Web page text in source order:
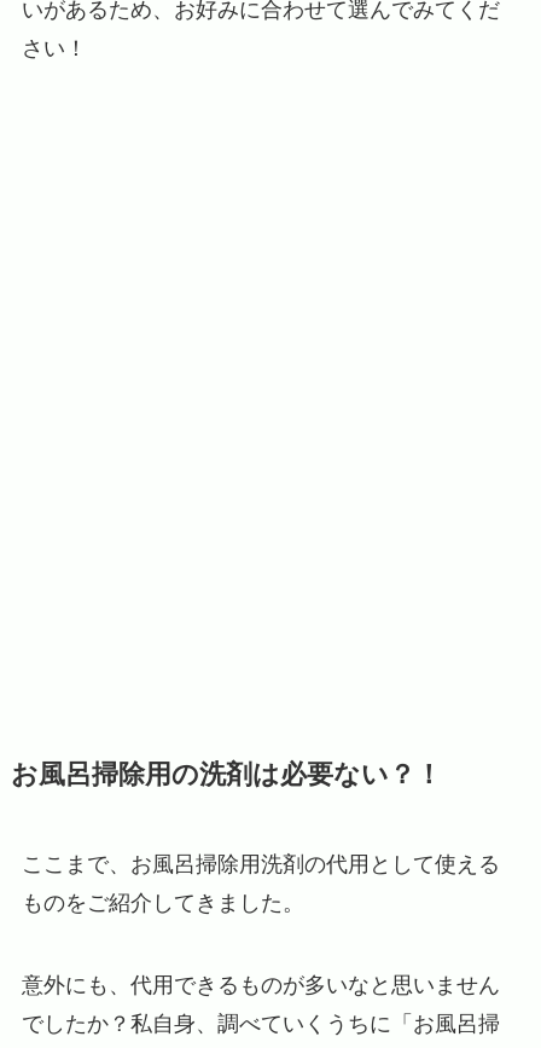
いがあるため、お好みに合わせて選んでみてくだ
さい！
お風呂掃除用の洗剤は必要ない？！
ここまで、お風呂掃除用洗剤の代用として使える
ものをご紹介してきました。
意外にも、代用できるものが多いなと思いません
でしたか？私自身、調べていくうちに「お風呂掃